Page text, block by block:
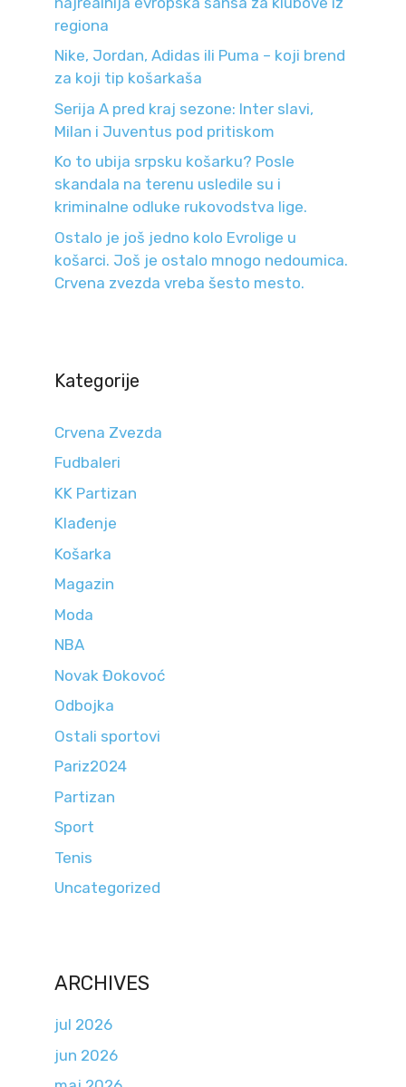
regiona
Nike, Jordan, Adidas ili Puma – koji brend
za koji tip košarkaša
Serija A pred kraj sezone: Inter slavi,
Milan i Juventus pod pritiskom
Ko to ubija srpsku košarku? Posle
skandala na terenu usledile su i
kriminalne odluke rukovodstva lige.
Ostalo je još jedno kolo Evrolige u
košarci. Još je ostalo mnogo nedoumica.
Crvena zvezda vreba šesto mesto.
Kategorije
Crvena Zvezda
Fudbaleri
KK Partizan
Klađenje
Košarka
Magazin
Moda
NBA
Novak Đokovoć
Odbojka
Ostali sportovi
Pariz2024
Partizan
Sport
Tenis
Uncategorized
ARCHIVES
jul 2026
jun 2026